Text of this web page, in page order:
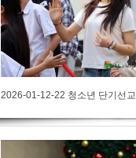
2026-01-12-22 청소년 단기선교